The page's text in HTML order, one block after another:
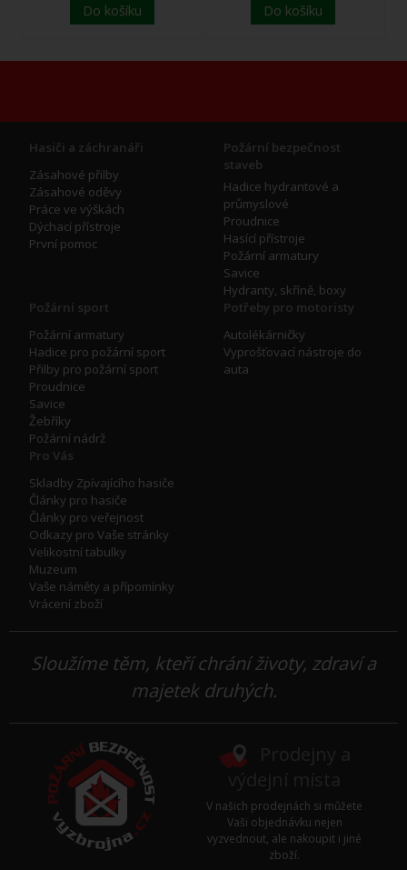
Do košíku Do košíku
Hasiči a záchranáři
Zásahové přilby
Zásahové oděvy
Práce ve výškách
Dýchací přístroje
První pomoc
Požární bezpečnost
staveb
Hadice hydrantové a
průmyslové
Proudnice
Hasící přístroje
Požární armatury
Savice
Hydranty, skříně, boxy
Požární sport
Požární armatury
Hadice pro požární sport
Přilby pro požární sport
Proudnice
Savice
Žebříky
Požární nádrž
Potřeby pro motoristy
Autolékárničky
Vyprošťovací nástroje do
auta
Pro Vás
Skladby Zpívajícího hasiče
Články pro hasiče
Články pro veřejnost
Odkazy pro Vaše stránky
Velikostní tabulky
Muzeum
Vaše náměty a přípomínky
Vrácení zboží
Sloužíme těm, kteří chrání životy, zdraví a
majetek druhých.
V našich prodejnách si můžete
Vaši objednávku nejen
vyzvednout, ale nakoupit i jiné
zboží.